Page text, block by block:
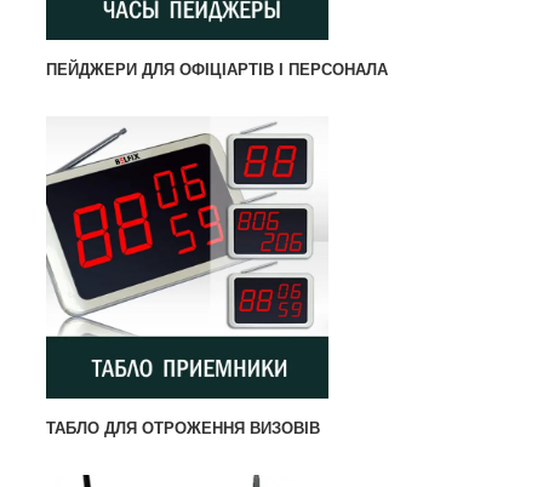
ПЕЙДЖЕРИ ДЛЯ ОФІЦІАРТІВ І ПЕРСОНАЛА
ТАБЛО ДЛЯ ОТРОЖЕННЯ ВИЗОВІВ